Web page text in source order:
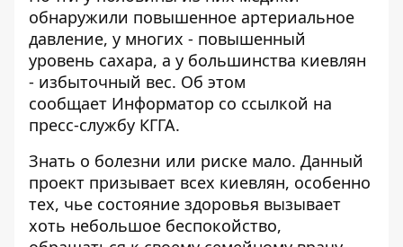
обнаружили повышенное артериальное
давление, у многих - повышенный
уровень сахара, а у большинства киевлян
- избыточный вес. Об этом
сообщает Информатор со ссылкой на
пресс-службу КГГА.
Знать о болезни или риске мало. Данный
проект призывает всех киевлян, особенно
тех, чье состояние здоровья вызывает
хоть небольшое беспокойство,